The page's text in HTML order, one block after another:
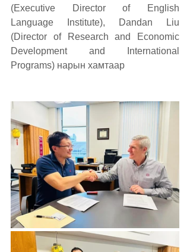
(Executive Director of English
Language Institute), Dandan Liu
(Director of Research and Economic
Development and International
Programs) нарын хамтаар